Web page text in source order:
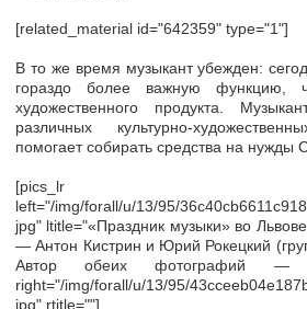
[related_material id="642359" type="1"]
В то же время музыкант убежден:
гораздо более важную функцию,
художественного продукта.
различных культурно-
помогает собирать средства на нужды
[pics_lr
left="/img/forall/u/13/95/
jpg" ltitle="«Праздник музыки» во
— Антон Кистрин и Юрий Рокецкий
Автор обеих фотографий
right="/img/forall/u/13/95/
jpg" rtitle=""]